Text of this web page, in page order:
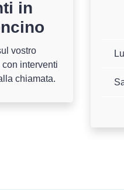
in
vostro
con interventi
chiamata.